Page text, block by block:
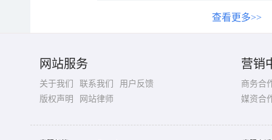
查看更多>>
网站服务
关于我们 联系我们
用户反馈
版权声明
网站律师
营销
商务合
媒资合